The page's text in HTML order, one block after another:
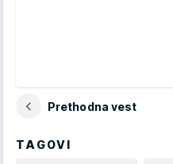
Prethodna vest
TAGOVI